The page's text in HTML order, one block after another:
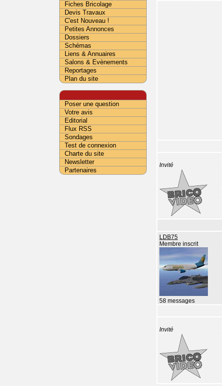
Invité
LDB75
Membre inscrit
58 messages
Invité
Fiches Bricolage
Devis Travaux
C'est Nouveau !
Petites Annonces
Dossiers
Schémas
Liens & Annuaires
Salons & Evènements
Reportages
Plan du site
Poser une question
Votre avis
Editorial
Flux RSS
Sondages
Test de connexion
Charte du site
Newsletter
Partenaires